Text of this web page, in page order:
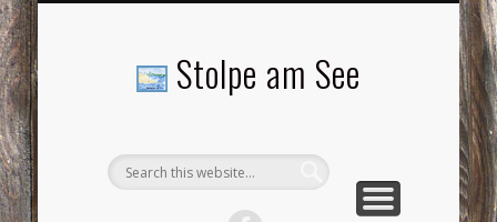
Stolpe am See